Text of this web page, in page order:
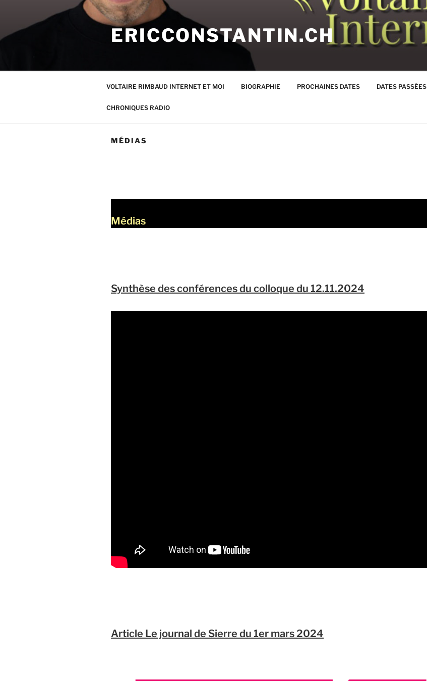
contenu
principal
ERICCONSTANTIN.CH
VOLTAIRE RIMBAUD INTERNET ET MOI BIOGRAPHIE PROCHAINES DATES DATES PASSÉES
CHRONIQUES RADIO
MÉDIAS
Médias
Synthèse des conférences du colloque du 12.11.2024
Article Le journal de Sierre du 1er mars 2024